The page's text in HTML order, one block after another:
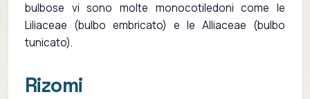
bulbose vi sono molte monocotiledoni come le
Liliaceae (bulbo embricato) e le Alliaceae (bulbo
tunicato).
Rizomi